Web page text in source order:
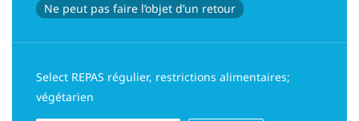
Ne peut pas faire l’objet d’un retour
Select REPAS régulier, restrictions alimentaires;
végétarien